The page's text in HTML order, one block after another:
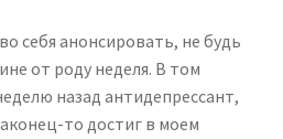
себя анонсировать, не будь
от роду неделя. В том
назад антидепрессант,
то достиг в моем